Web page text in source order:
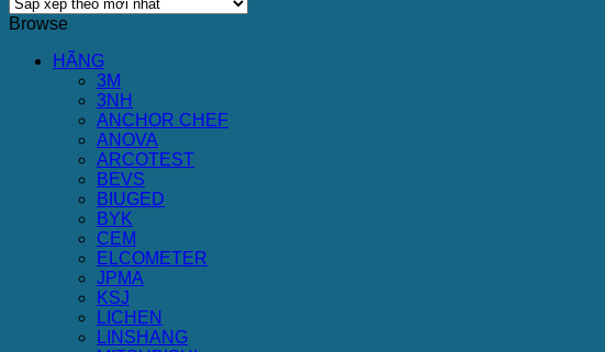
Browse
HÃNG
3M
3NH
ANCHOR CHEF
ANOVA
ARCOTEST
BEVS
BIUGED
BYK
CEM
ELCOMETER
JPMA
KSJ
LICHEN
LINSHANG